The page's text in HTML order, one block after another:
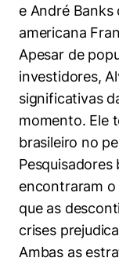
e André
americana
Apesar de
investidores,
significativas
momento. Ele
brasileiro no
encontraram
que as
crises
Ambas as